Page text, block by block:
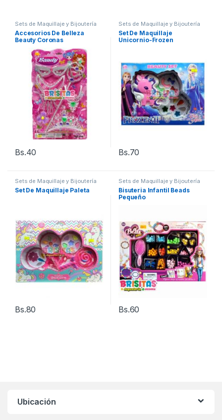
Sets de Maquillaje y Bijoutería
Accesorios De Belleza
Beauty Coronas
Bs.40
Sets de Maquillaje y Bijoutería
Set De Maquillaje
Unicornio-Frozen
Bs.70
Sets de Maquillaje y Bijoutería
Set De Maquillaje Paleta
Bs.80
Sets de Maquillaje y Bijoutería
Bisuteria Infantil Beads
Pequeño
Bs.60
Ubicación